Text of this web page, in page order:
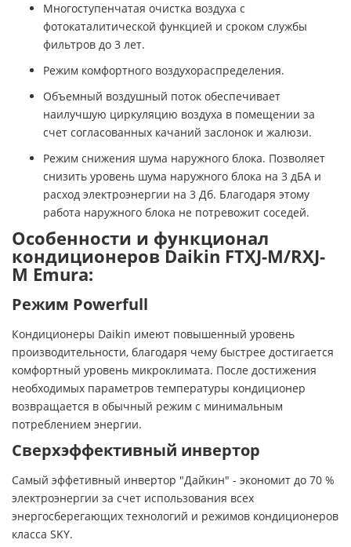
Многоступенчатая очистка воздуха с
фотокаталитической функцией и сроком службы
фильтров до 3 лет.
Режим комфортного воздухораспределения.
Объемный воздушный поток обеспечивает
наилучшую циркуляцию воздуха в помещении за
счет согласованных качаний заслонок и жалюзи.
Режим снижения шума наружного блока. Позволяет
снизить уровень шума наружного блока на 3 дБА и
расход электроэнергии на 3 Дб. Благодаря этому
работа наружного блока не потревожит соседей.
Особенности и функционал
кондиционеров Daikin FTXJ-M/RXJ-
M Emura:
Режим Powerfull
Кондиционеры Daikin имеют повышенный уровень
производительности, благодаря чему быстрее достигается
комфортный уровень микроклимата. После достижения
необходимых параметров температуры кондиционер
возвращается в обычный режим с минимальным
потреблением энергии.
Сверхэффективный инвертор
Самый эффетивный инвертор "Дайкин" - экономит до 70 %
электроэнергии за счет использования всех
энергосберегающих технологий и режимов кондиционеров
класса SKY.